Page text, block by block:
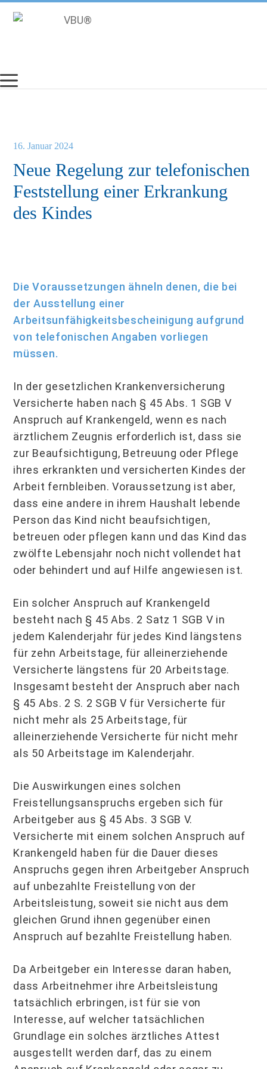
Inhalt
Neue Regelung zur telefonischen
Feststellung einer Erkrankung
des Kindes
16. Januar 2024
Die Voraussetzungen ähneln denen, die bei
der Ausstellung einer
Arbeitsunfähigkeitsbescheinigung aufgrund
von telefonischen Angaben vorliegen
müssen.
In der gesetzlichen Krankenversicherung
Versicherte haben nach § 45 Abs. 1 SGB V
Anspruch auf Krankengeld, wenn es nach
ärztlichem Zeugnis erforderlich ist, dass sie
zur Beaufsichtigung, Betreuung oder Pflege
ihres erkrankten und versicherten Kindes der
Arbeit fernbleiben. Voraussetzung ist aber,
dass eine andere in ihrem Haushalt lebende
Person das Kind nicht beaufsichtigen,
betreuen oder pflegen kann und das Kind das
zwölfte Lebensjahr noch nicht vollendet hat
oder behindert und auf Hilfe angewiesen ist.
Ein solcher Anspruch auf Krankengeld
besteht nach § 45 Abs. 2 Satz 1 SGB V in
jedem Kalenderjahr für jedes Kind längstens
für zehn Arbeitstage, für alleinerziehende
Versicherte längstens für 20 Arbeitstage.
Insgesamt besteht der Anspruch aber nach
§ 45 Abs. 2 S. 2 SGB V für Versicherte für
nicht mehr als 25 Arbeitstage, für
alleinerziehende Versicherte für nicht mehr
als 50 Arbeitstage im Kalenderjahr.
Die Auswirkungen eines solchen
Freistellungsanspruchs ergeben sich für
Arbeitgeber aus § 45 Abs. 3 SGB V.
Versicherte mit einem solchen Anspruch auf
Krankengeld haben für die Dauer dieses
Anspruchs gegen ihren Arbeitgeber Anspruch
auf unbezahlte Freistellung von der
Arbeitsleistung, soweit sie nicht aus dem
gleichen Grund ihnen gegenüber einen
Anspruch auf bezahlte Freistellung haben.
Da Arbeitgeber ein Interesse daran haben,
dass Arbeitnehmer ihre Arbeitsleistung
tatsächlich erbringen, ist für sie von
Interesse, auf welcher tatsächlichen
Grundlage ein solches ärztliches Attest
ausgestellt werden darf, das zu einem